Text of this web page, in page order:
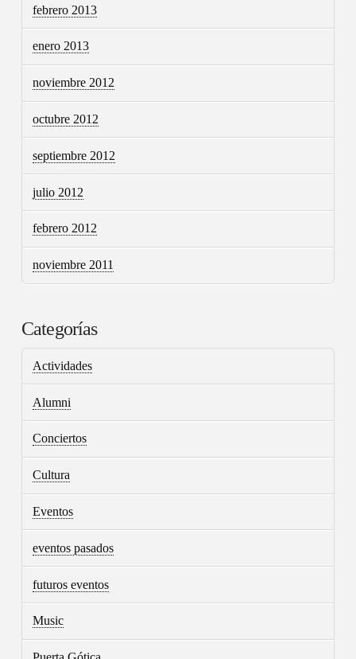
febrero 2013
enero 2013
noviembre 2012
octubre 2012
septiembre 2012
julio 2012
febrero 2012
noviembre 2011
Categorías
Actividades
Alumni
Conciertos
Cultura
Eventos
eventos pasados
futuros eventos
Music